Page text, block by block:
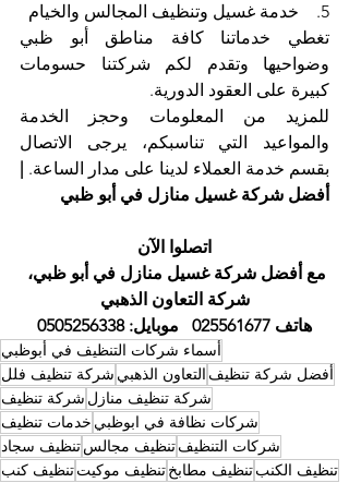
5.    خدمة غسيل وتنظيف المجالس والخيام
كبيرة على العقود الدورية.
بقسم خدمة العملاء لدينا على مدار الساعة.
أفضل شركة غسيل منازل في أبو ظبي
اتصلوا الآن
مع أفضل شركة غسيل منازل في أبو ظبي،
شركة التعاون الذهبي
هاتف 025561677   موبايل: 0505256338
أسماء شركات التنظيف في أبوظبي
أفضل شركة تنظيف التعاون الذهبي شركة تنظيف فلل
شركة تنظيف منازل شركة تنظيف
شركات نظافة في ابوظبي خدمات تنظيف
شركات التنظيفتنظيف مجالستنظيف سجاد
تنظيف الكنبتنظيف مطابختنظيف موكيتتنظيف كنب